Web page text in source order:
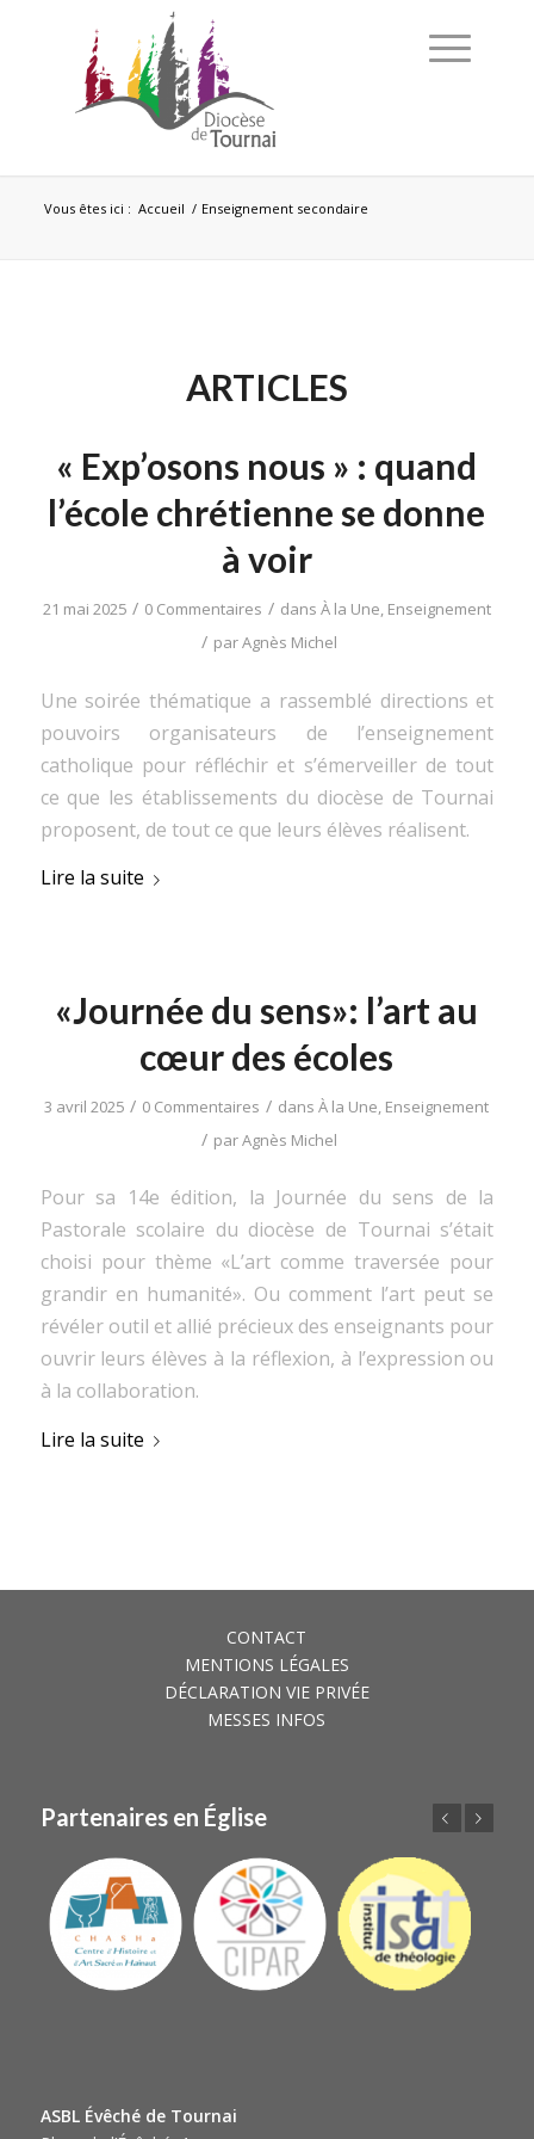
Vous êtes ici : Accueil / Enseignement secondaire
ARTICLES
« Exp’osons nous » : quand
l’école chrétienne se donne
à voir
21 mai 2025 / 0 Commentaires / dans À la Une, Enseignement
/ parAgnès Michel
Une soirée thématique a rassemblé directions et
pouvoirs organisateurs de l’enseignement
catholique pour réfléchir et s’émerveiller de tout
ce que les établissements du diocèse de Tournai
proposent, de tout ce que leurs élèves réalisent.
Lire la suite
«Journée du sens»: l’art au
cœur des écoles
3 avril 2025 / 0 Commentaires / dansÀ la Une Enseignement
/ parAgnès Michel
Pour sa 14e édition, la Journée du sens de la
Pastorale scolaire du diocèse de Tournai s’était
choisi pour thème «L’art comme traversée pour
grandir en humanité». Ou comment l’art peut se
révéler outil et allié précieux des enseignants pour
ouvrir leurs élèves à la réflexion, à l’expression ou
à la collaboration.
Lire la suite
CONTACT
MENTIONS LÉGALES
DÉCLARATION VIE PRIVÉE
MESSES INFOS
Partenaires en Église
ASBL Évêché de Tournai